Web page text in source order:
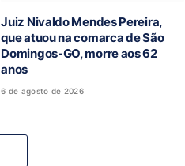
Juiz Nivaldo Mendes Pereira,
que atuou na comarca de São
Domingos-GO, morre aos 62
anos
6 de agosto de 2026